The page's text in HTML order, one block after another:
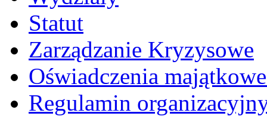
Statut
Zarządzanie Kryzysowe
Oświadczenia
Regulamin